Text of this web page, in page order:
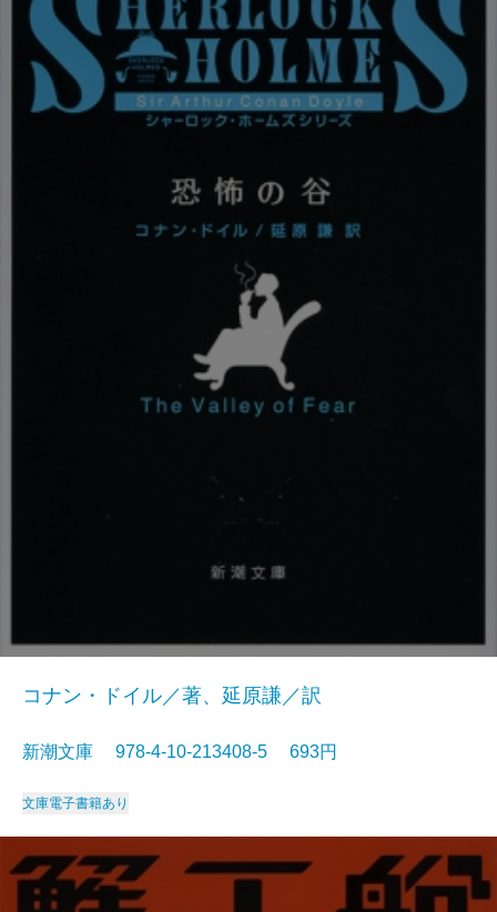
コナン・ドイル／著、延原謙／訳
新潮文庫 978-4-10-213408-5 693円
文庫電子書籍あり